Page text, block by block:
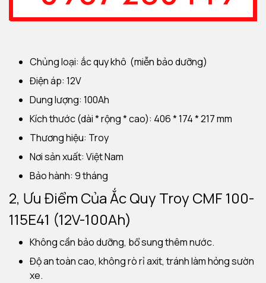
Chủng loại: ắc quy khô (miễn bảo dưỡng)
Điện áp: 12V
Dung lượng: 100Ah
Kích thước (dài * rộng * cao): 406 * 174 * 217 mm
Thương hiệu: Troy
Nơi sản xuất: Việt Nam
Bảo hành: 9 tháng
2, Ưu Điểm Của Ắc Quy Troy CMF 100-
115E41 (12V-100Ah)
Không cần bảo dưỡng, bổ sung thêm nước.
Độ an toàn cao, không rò rỉ axit, tránh làm hỏng sườn
xe.